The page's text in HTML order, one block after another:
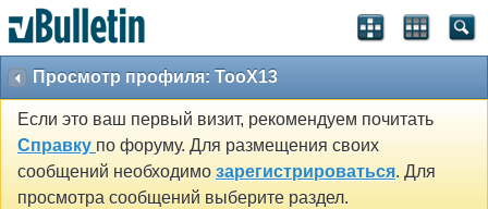
Просмотр профиля: TooX13
Если это ваш первый визит, рекомендуем почитать
Справку по форуму. Для размещения своих
сообщений необходимо зарегистрироваться. Для
просмотра сообщений выберите раздел.